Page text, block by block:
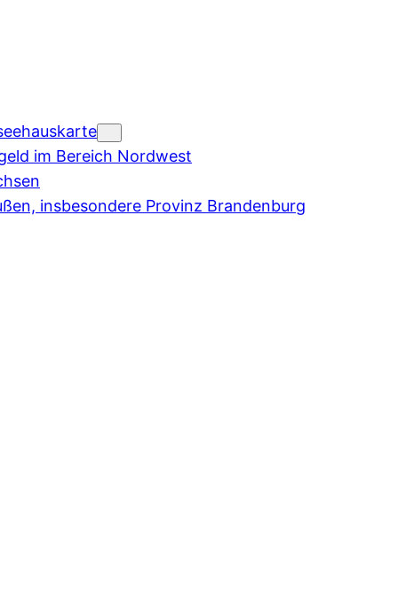
im Bereich Nordwest
insbesondere Provinz Brandenburg